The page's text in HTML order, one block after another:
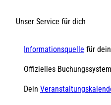
Unser Service für dich
Informationsquelle für
Offizielles
Dein